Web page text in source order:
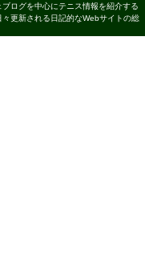
ログを中心にテニス情報を紹介する
更新される日記的なWebサイトの総